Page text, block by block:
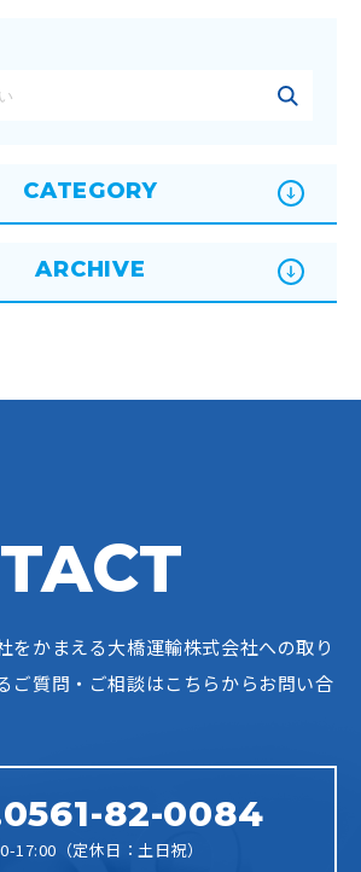
CATEGORY
ARCHIVE
をかまえる大橋運輸株式会社への取り
ご質問・ご相談はこちらからお問い合
82-0084
17:00（定休日：土日祝）